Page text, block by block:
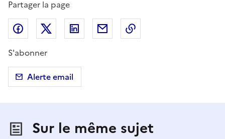
Partager la page
Partager sur Facebook
Partager sur X (anciennement Twitter)
Partager sur LinkedIn
Partager par email
S'abonner
Alerte email
Sur le même sujet